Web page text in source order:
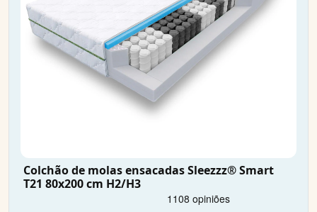
Colchão de molas ensacadas Sleezzz® Smart
T21 80x200 cm H2/H3